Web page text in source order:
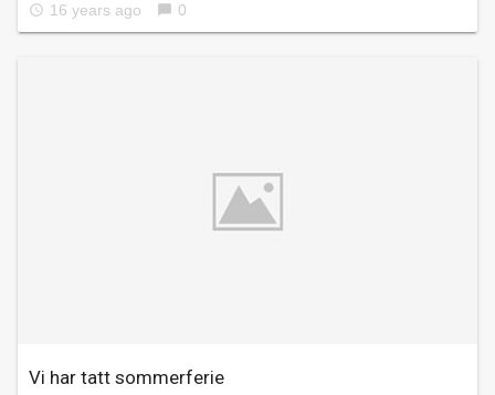
access_time 16 years ago chat_bubble 0
Vi har tatt sommerferie